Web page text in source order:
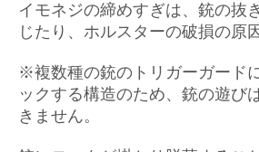
イモネジの締めすぎは、銃の抜
じたり、ホルスターの破損の原
※複数種の銃のトリガーガード
ックする構造のため、銃の遊び
きません。